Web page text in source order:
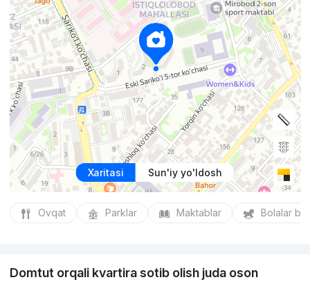
Xaritasi Sun'iy yo'ldosh
Ovqat Parklar Maktablar Bolalar
Domtut orqali kvartira sotib olish juda oson